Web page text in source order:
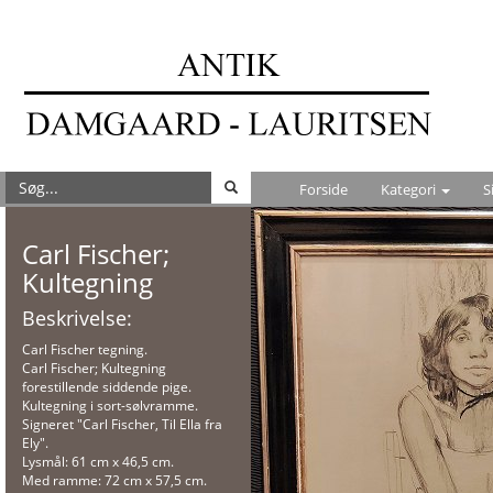
Forside Kategori
Carl Fischer;
Kultegning
Beskrivelse:
Carl Fischer tegning.
Carl Fischer; Kultegning
forestillende siddende pige.
Kultegning i sort-sølvramme.
Signeret "Carl Fischer, Til Ella fra
Ely".
Lysmål: 61 cm x 46,5 cm.
Med ramme: 72 cm x 57,5 cm.